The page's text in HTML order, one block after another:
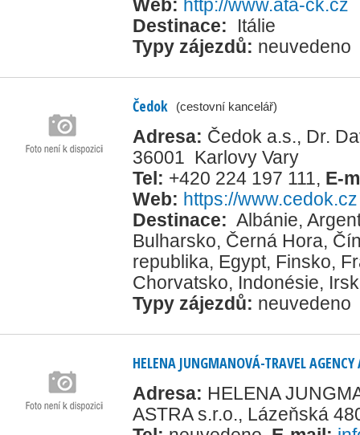
Web: http://www.ata-ck.cz
Destinace:
Itálie
Typy zájezdů: neuvedeno
Čedok (cestovní kancelář)
Adresa: Čedok a.s., Dr.
36001 Karlovy Vary
Tel: +420 224 197 111, E-
Web: https://www.cedok.cz
Destinace: Albánie,
Bulharsko, Černá Hora,
republika, Egypt, Finsko,
Chorvatsko, Indonésie,
Typy zájezdů: neuvedeno
HELENA JUNGMANOVÁ-TRAVEL AGENCY
Adresa: HELENA
ASTRA s.r.o., Lázeňská